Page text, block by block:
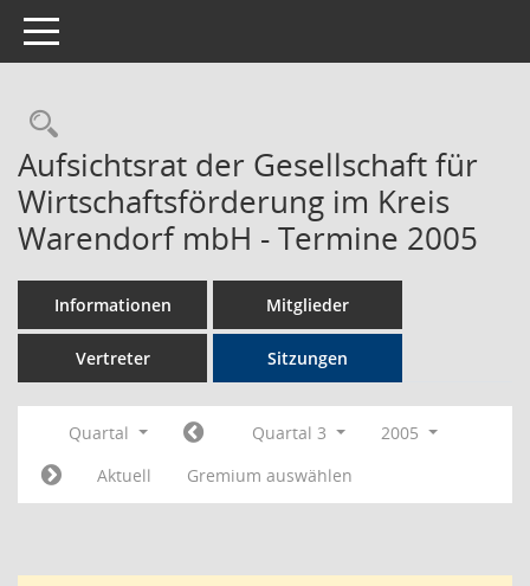
Toggle navigation
Rechercheauswahl
Aufsichtsrat der Gesellschaft für
Wirtschaftsförderung im Kreis
Warendorf mbH - Termine 2005
Informationen Mitglieder
Vertreter Sitzungen
Quartal Quartal 3
2005
Aktuell
Gremium auswählen